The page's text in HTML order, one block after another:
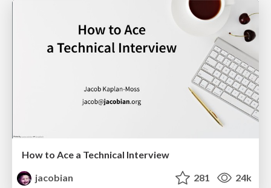
How to Ace a Technical Interview
jacobian
281 24k